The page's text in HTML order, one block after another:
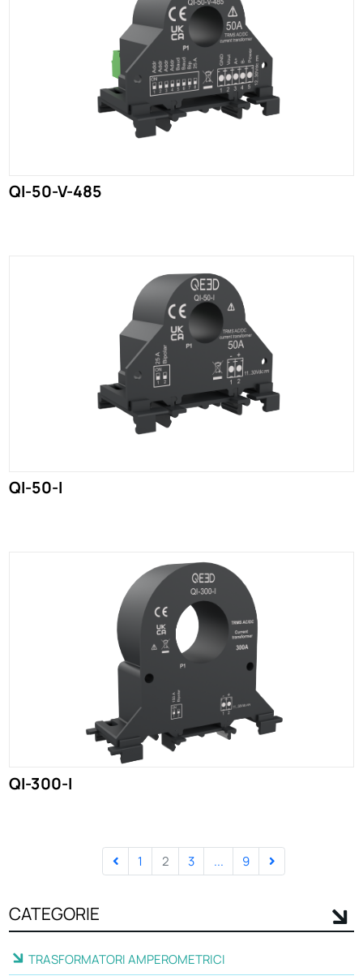
QI-50-V-485
QI-50-I
QI-300-I
1 2 3 ... 9
CATEGORIE
TRASFORMATORI AMPEROMETRICI